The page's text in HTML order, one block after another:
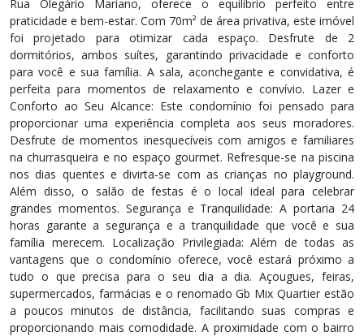
Rua Olegário Mariano, oferece o equilíbrio perfeito entre
praticidade e bem-estar. Com 70m² de área privativa, este imóvel
foi projetado para otimizar cada espaço. Desfrute de 2
dormitórios, ambos suítes, garantindo privacidade e conforto
para você e sua família. A sala, aconchegante e convidativa, é
perfeita para momentos de relaxamento e convívio. Lazer e
Conforto ao Seu Alcance: Este condomínio foi pensado para
proporcionar uma experiência completa aos seus moradores.
Desfrute de momentos inesquecíveis com amigos e familiares
na churrasqueira e no espaço gourmet. Refresque-se na piscina
nos dias quentes e divirta-se com as crianças no playground.
Além disso, o salão de festas é o local ideal para celebrar
grandes momentos. Segurança e Tranquilidade: A portaria 24
horas garante a segurança e a tranquilidade que você e sua
família merecem. Localização Privilegiada: Além de todas as
vantagens que o condomínio oferece, você estará próximo a
tudo o que precisa para o seu dia a dia. Açougues, feiras,
supermercados, farmácias e o renomado Gb Mix Quartier estão
a poucos minutos de distância, facilitando suas compras e
proporcionando mais comodidade. A proximidade com o bairro